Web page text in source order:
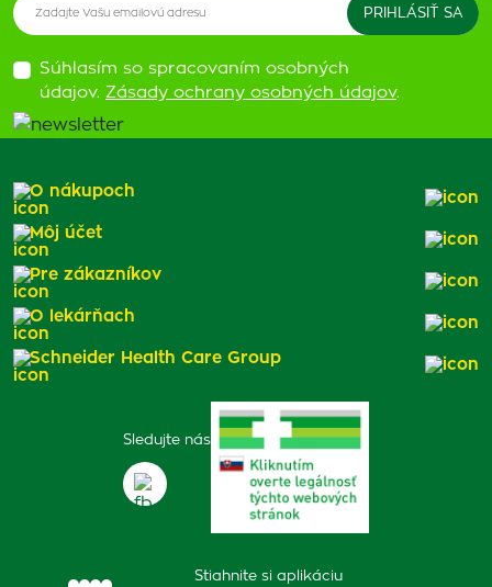
Súhlasím so spracovaním osobných
údajov. Zásady ochrany osobných údajov.
Sledujte nás
Stiahnite si aplikáciu
O nákupoch
Môj účet
Pre zákazníkov
O lekárňach
Schneider Health Care Group